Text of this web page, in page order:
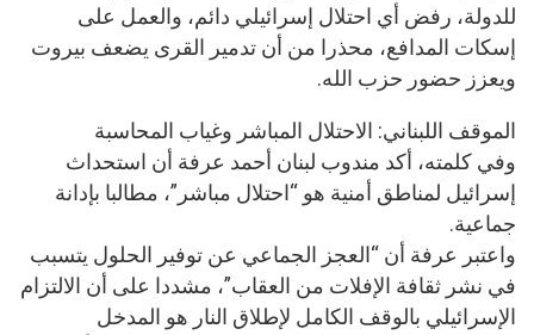
للدولة، رفض أي احتلال إسرائيلي دائم، والعمل على
إسكات المدافع، محذرا من أن تدمير القرى يضعف بيروت
ويعزز حضور حزب الله.
الموقف اللبناني: الاحتلال المباشر وغياب المحاسبة
وفي كلمته، أكد مندوب لبنان أحمد عرفة أن استحداث
إسرائيل لمناطق أمنية هو “احتلال مباشر”، مطالبا بإدانة
جماعية.
واعتبر عرفة أن “العجز الجماعي عن توفير الحلول يتسبب
في نشر ثقافة الإفلات من العقاب”، مشددا على أن الالتزام
الإسرائيلي بالوقف الكامل لإطلاق النار هو المدخل